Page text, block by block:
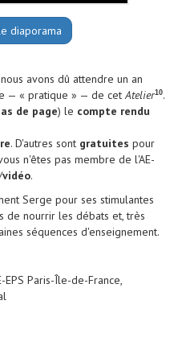
diaporama
avons dû attendre un an
— « pratique » — de cetAtelier10.
de page) le compte rendu
. D'autres sont gratuites pour
n'êtes pas membre de l'AE-
vidéo.
Serge pour ses stimulantes
de nourrir les débats et, très
séquences d'enseignement.
Paris-Île-de-France,